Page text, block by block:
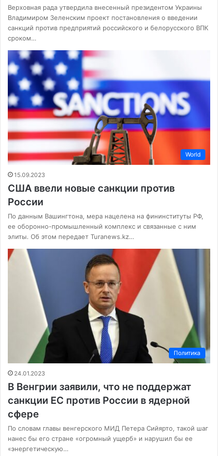
Верховная рада утвердила внесенный президентом Украины
Владимиром Зеленским проект постановления о введении
санкций против предприятий российского и белорусского ВПК
сроком…
World
15.09.2023
США ввели новые санкции против
России
По данным Вашингтона, мера нацелена на фининституты РФ,
ее оборонно-промышленный комплекс и связанные с ним
элиты. Об этом передает Turanews.kz…
Политика
24.01.2023
В Венгрии заявили, что не поддержат
санкции ЕС против России в ядерной
сфере
По словам главы венгерского МИД Петера Сийярто, такой шаг
нанес бы его стране «огромный ущерб» и нарушил бы ее
«энергетическую…